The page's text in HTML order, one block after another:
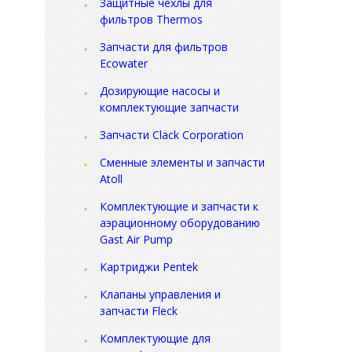
Защитные чехлы для
фильтров Thermos
Запчасти для фильтров
Ecowater
Дозирующие насосы и
комплектующие запчасти
Запчасти Clack Corporation
Сменные элементы и запчасти
Atoll
Комплектующие и запчасти к
аэрационному оборудованию
Gast Air Pump
Картриджи Pentek
Клапаны управления и
запчасти Fleck
Комплектующие для